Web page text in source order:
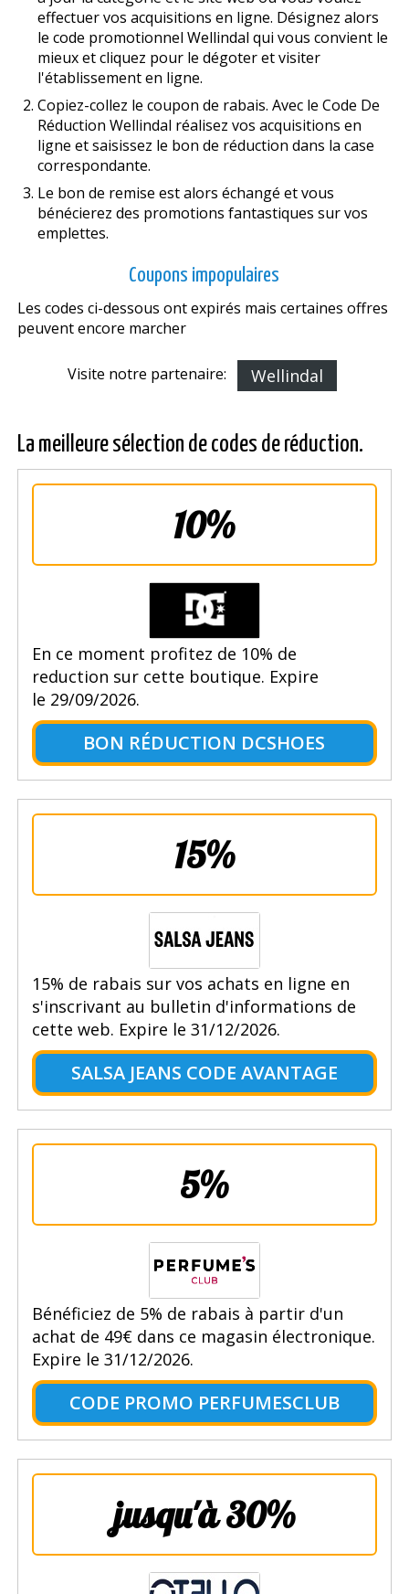
effectuer vos acquisitions en ligne. Désignez alors
le code promotionnel Wellindal qui vous convient le
mieux et cliquez pour le dégoter et visiter
l'établissement en ligne.
Copiez-collez le coupon de rabais. Avec le Code De
Réduction Wellindal réalisez vos acquisitions en
ligne et saisissez le bon de réduction dans la case
correspondante.
Le bon de remise est alors échangé et vous
bénéficierez des promotions fantastiques sur vos
emplettes.
Coupons impopulaires
Les codes ci-dessous ont expirés mais certaines offres
peuvent encore marcher
Visite notre partenaire: Wellindal
La meilleure sélection de codes de réduction.
10%
En ce moment profitez de 10% de
reduction sur cette boutique. Expire
le 29/09/2026.
BON RÉDUCTION DCSHOES
15%
15% de rabais sur vos achats en ligne en
s'inscrivant au bulletin d'informations de
cette web. Expire le 31/12/2026.
SALSA JEANS CODE AVANTAGE
5%
Bénéficiez de 5% de rabais à partir d'un
achat de 49€ dans ce magasin électronique.
Expire le 31/12/2026.
CODE PROMO PERFUMESCLUB
jusqu'à 30%